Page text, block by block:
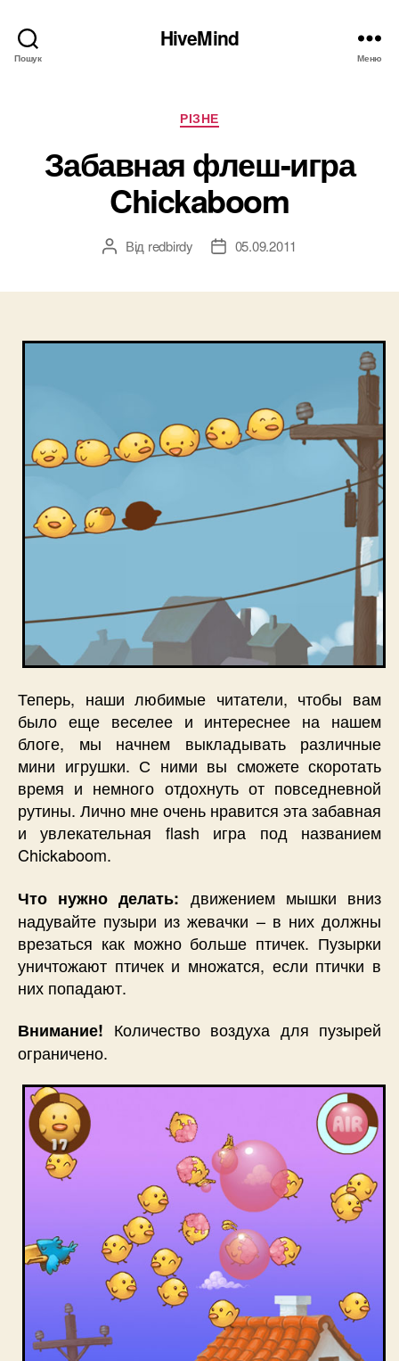
Пошук
HiveMind
Меню
Категорії
РІЗНЕ
Забавная флеш-игра
Chickaboom
Автор
Від redbirdy
Дата05.09.2011
Теперь, наши любимые читатели, чтобы вам
было еще веселее и интереснее на нашем
блоге, мы начнем выкладывать различные
мини игрушки. С ними вы сможете скоротать
время и немного отдохнуть от повседневной
рутины. Лично мне очень нравится эта забавная
и увлекательная flash игра под названием
Chickaboom.
Что нужно делать: движением мышки вниз
надувайте пузыри из жевачки – в них должны
врезаться как можно больше птичек. Пузырки
уничтожают птичек и множатся, если птички в
них попадают.
Внимание! Количество воздуха для пузырей
ограничено.